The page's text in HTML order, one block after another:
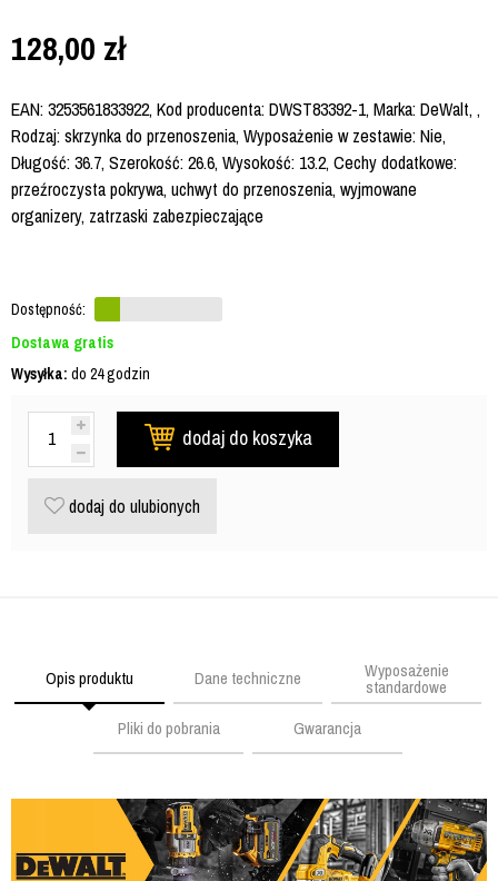
128,00 zł
EAN: 3253561833922, Kod producenta: DWST83392-1, Marka: DeWalt, ,
Rodzaj: skrzynka do przenoszenia, Wyposażenie w zestawie: Nie,
Długość: 36.7, Szerokość: 26.6, Wysokość: 13.2, Cechy dodatkowe:
przeźroczysta pokrywa, uchwyt do przenoszenia, wyjmowane
organizery, zatrzaski zabezpieczające
Dostępność:
Dostawa gratis
Wysyłka: do 24 godzin
dodaj do koszyka
dodaj do ulubionych
Opis produktu Dane techniczne Wyposażenie
standardowe
Pliki do pobrania
Gwarancja